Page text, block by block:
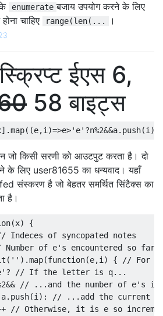
enumerate बजाय उपयोग करने के लिए
चाहिए
range(len(... ।
ईएस 6,
58 बाइट्स
].map((e,i )=>e>'e' ?n%2&&a. push(i ):
जो किसी सरणी को आउटपुट करता है। दो
के लिए user81655 का धन्यवाद। यहाँ
संस्करण है जो बेहतर समर्थित सिंटैक्स का
है।
(x)
{
Indeces of syncopated notes
Number of e's encountered so far
( '' ).map(function(e,i ) {
// For
?
// If the letter is q...
2&&
// ...and the number of e's is
. push(i ):
// ...add the current
// Otherwise, it is e so